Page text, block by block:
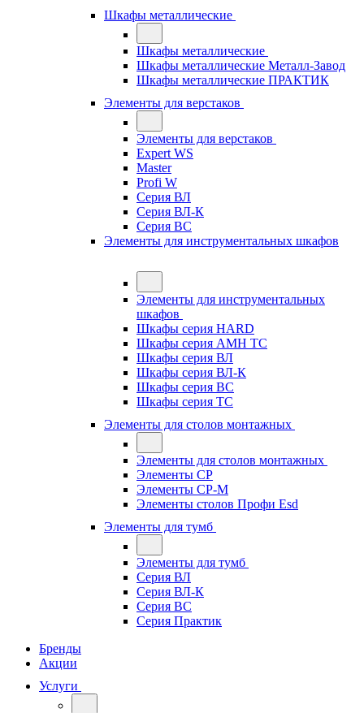
Шкафы металлические
Шкафы металлические
Шкафы металлические Металл-Завод
Шкафы металлические ПРАКТИК
Элементы для верстаков
Элементы для верстаков
Expert WS
Master
Profi W
Серия ВЛ
Серия ВЛ-К
Серия ВС
Элементы для инструментальных шкафов
Элементы для инструментальных
шкафов
Шкафы серия HARD
Шкафы серия АМН ТС
Шкафы серия ВЛ
Шкафы серия ВЛ-К
Шкафы серия ВС
Шкафы серия ТС
Элементы для столов монтажных
Элементы для столов монтажных
Элементы СР
Элементы СР-М
Элементы столов Профи Esd
Элементы для тумб
Элементы для тумб
Серия ВЛ
Серия ВЛ-К
Серия ВС
Серия Практик
Бренды
Акции
Услуги